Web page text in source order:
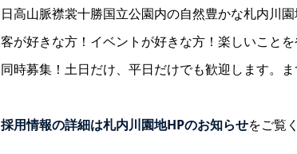
日高山脈襟裳十勝国立公園内の自然豊かな札内川
客が好きな方！イベントが好きな方！楽しいこと
同時募集！土日だけ、平日だけでも歓迎します。
採用情報の詳細は札内川園地HPのお知らせをご覧